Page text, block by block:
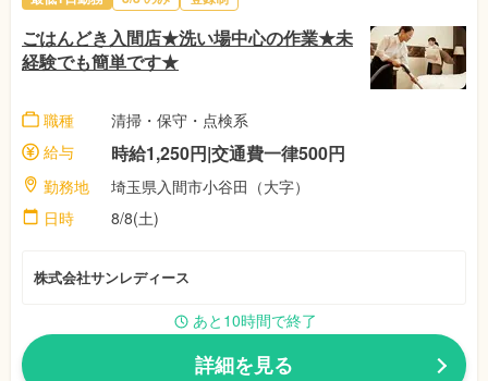
ごはんどき入間店★洗い場中心の作業★未
経験でも簡単です★
職種
清掃・保守・点検系
給与
時給1,250円|交通費一律500円
勤務地
埼玉県入間市小谷田（大字）
日時
8/8(土)
株式会社サンレディース
あと10時間で終了
詳細を見る